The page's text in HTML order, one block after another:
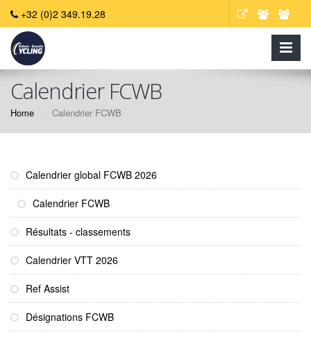
+32 (0)2 349.19.28
Calendrier FCWB
Home Calendrier FCWB
Calendrier global FCWB 2026
Calendrier FCWB
Résultats - classements
Calendrier VTT 2026
Ref Assist
Désignations FCWB